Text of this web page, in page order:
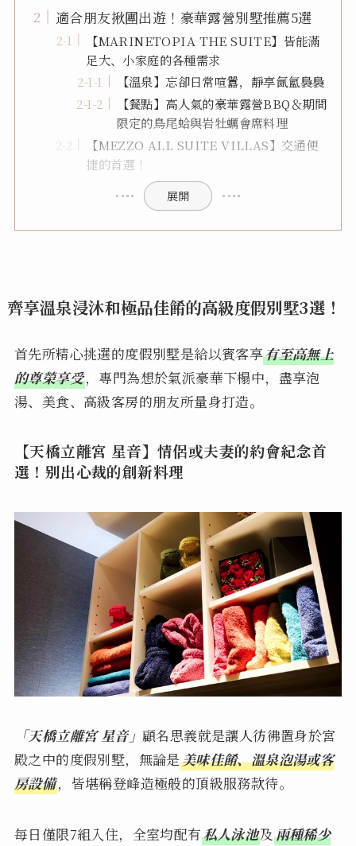
適合朋友揪團出遊！豪華露營別墅推薦5選
【MARINETOPIA THE SUITE】皆能滿
足大、小家庭的各種需求
【溫泉】忘卻日常喧囂，靜享氤氳裊裊
【餐點】高人氣的豪華露營BBQ＆期間
限定的鳥尾蛤與岩牡蠣會席料理
【MEZZO ALL SUITE VILLAS】交通便
捷的首選！
展開
齊享溫泉浸沐和極品佳餚的高級度假別墅3選！
首先所精心挑選的度假別墅是給以賓客享有至高無上
的尊榮享受，專門為想於氣派豪華下榻中，盡享泡
湯、美食、高級客房的朋友所量身打造。
【天橋立離宮 星音】情侶或夫妻的約會紀念首
選！别出心裁的創新料理
「天橋立離宮 星音」 顧名思義就是讓人彷彿置身於宮
殿之中的度假別墅，無論是美味佳餚、溫泉泡湯或客
房設備，皆堪稱登峰造極般的頂級服務款待。
每日僅限7組入住，全室均配有私人泳池及兩種稀少